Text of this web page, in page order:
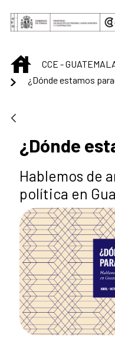
Saltar al contenido
INICIO
CCE -
¿Dónde estamos
¿Dónde
Hablemos de
política en